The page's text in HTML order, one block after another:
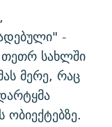
-
თეთრ სახლში
მერე, რაც
ობიექტებზე.